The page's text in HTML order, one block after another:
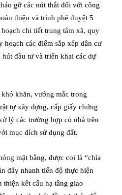
gỡ các nút thắt đối với công
thiện và trình phê duyệt 5
chi tiết trung tâm xã, quy
hoạch các điểm sắp xếp dân cư
đầu tư và triển khai các dự
khăn, vướng mắc trong
tự xây dựng, cấp giấy chứng
lý các trường hợp có nhà trên
mục đích sử dụng đất.
mặt bằng, được coi là “chìa
đẩy nhanh tiến độ thực hiện
thiện kết cấu hạ tầng giao